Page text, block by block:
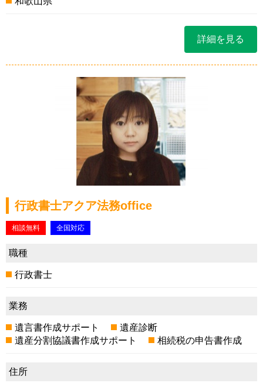
詳細を見る
行政書士アクア法務office
相談無料 全国対応
職種
行政書士
業務
遺言書作成サポート
遺産診断
遺産分割協議書作成サポート
相続税の申告書作成
住所